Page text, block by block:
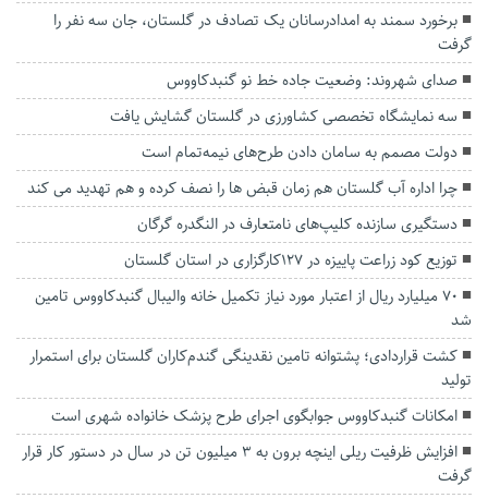
برخورد سمند به امدادرسانان یک تصادف در گلستان، جان سه نفر را
گرفت
صدای شهروند: وضعیت جاده خط نو گنبدکاووس
سه نمایشگاه تخصصی کشاورزی در گلستان گشایش یافت
دولت مصمم به سامان دادن طرح‌های نیمه‌تمام است
چرا اداره آب گلستان هم زمان قبض ها را نصف کرده و هم تهدید می کند
دستگیری سازنده کلیپ‌های نامتعارف در النگدره گرگان
توزیع کود زراعت پاییزه در ۱۲۷کارگزاری در استان گلستان
۷۰ میلیارد ریال از اعتبار مورد نیاز تکمیل خانه والیبال گنبدکاووس تامین
شد
کشت قراردادی؛ پشتوانه تامین نقدینگی گندم‌کاران گلستان برای استمرار
تولید
امکانات گنبدکاووس جوابگوی اجرای طرح پزشک خانواده شهری است
افزایش ظرفیت ریلی اینچه برون به ۳ میلیون تن در سال در دستور کار قرار
گرفت